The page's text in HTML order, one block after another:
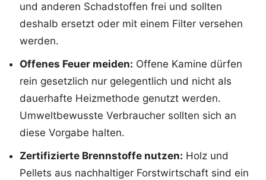
und anderen Schadstoffen frei und sollten
deshalb ersetzt oder mit einem Filter versehen
werden.
Offenes Feuer meiden: Offene Kamine dürfen
rein gesetzlich nur gelegentlich und nicht als
dauerhafte Heizmethode genutzt werden.
Umweltbewusste Verbraucher sollten sich an
diese Vorgabe halten.
Zertifizierte Brennstoffe nutzen: Holz und
Pellets aus nachhaltiger Forstwirtschaft sind ein